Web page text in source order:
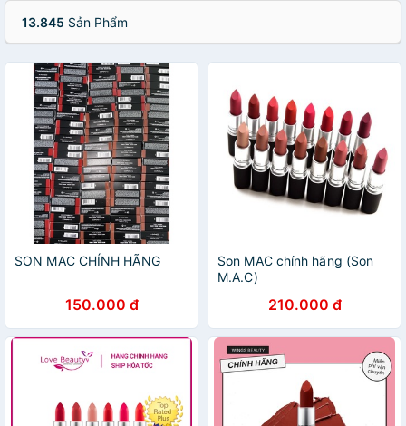
13.845 Sản Phẩm
SON MAC CHÍNH HÃNG
150.000 đ
Son MAC chính hãng (Son
M.A.C)
210.000 đ